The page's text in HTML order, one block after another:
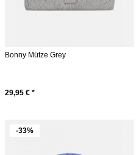
Bonny Mütze Grey
29,95 € *
-33%